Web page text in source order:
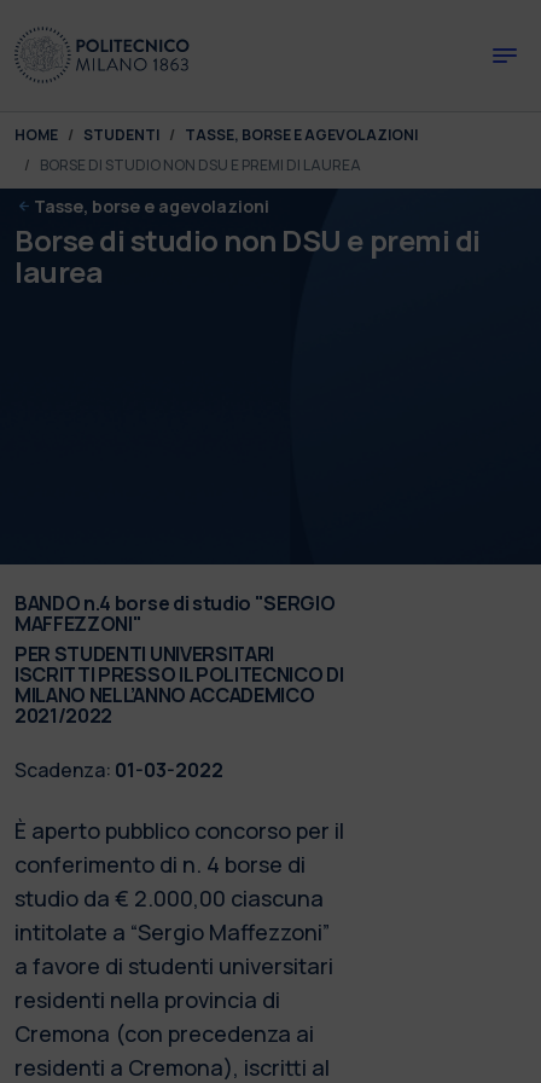
You are here:
HOME STUDENTI
TASSE, BORSE E AGEVOLAZIONI
BORSE DI STUDIO NON DSU E PREMI DI LAUREA
Tasse, borse e agevolazioni
Borse di studio non DSU e premi di
laurea
BANDO n.4 borse di studio "SERGIO
MAFFEZZONI"
PER STUDENTI UNIVERSITARI
ISCRITTI PRESSO IL POLITECNICO DI
MILANO NELL’ANNO ACCADEMICO
2021/2022
Scadenza: 01-03-2022
È aperto pubblico concorso per il
conferimento di n. 4 borse di
studio da € 2.000,00 ciascuna
intitolate a “Sergio Maffezzoni”
a favore di studenti universitari
residenti nella provincia di
Cremona (con precedenza ai
residenti a Cremona), iscritti al